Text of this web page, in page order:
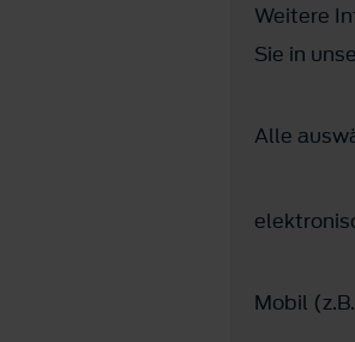
Weitere
Sie in
Alle
Mobil